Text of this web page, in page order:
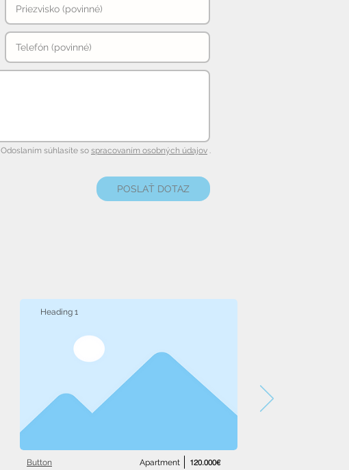
Odoslaním súhlasíte so spracovaním osobných údajov .
POSLAŤ DOTAZ
Heading 1
Apartment
Button 120.000€